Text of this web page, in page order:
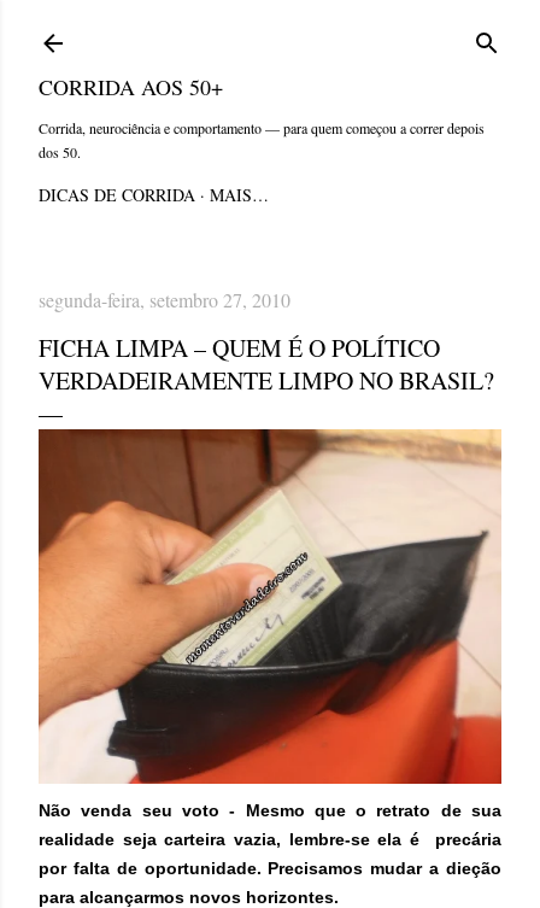
CORRIDA AOS 50+
Corrida, neurociência e comportamento — para quem começou a correr depois
dos 50.
DICAS DE CORRIDA MAIS…
segunda-feira, setembro 27, 2010
FICHA LIMPA – QUEM É O POLÍTICO
VERDADEIRAMENTE LIMPO NO BRASIL?
Não venda seu voto - Mesmo que o retrato de sua
realidade seja carteira vazia, lembre-se ela é precária
por falta de oportunidade. Precisamos mudar a dieção
para alcançarmos novos horizontes.